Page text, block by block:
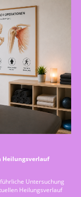
Heilungsverlauf
Untersuchung
Heilungsverlauf